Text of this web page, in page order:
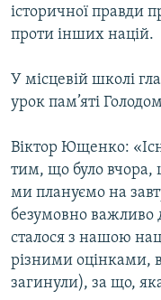
історичної правди
проти інших націй.
У місцевій школі
урок пам’яті
Віктор Ющенко:
тим, що було вчора,
ми плануємо на
безумовно важливо
сталося з нашою
різними оцінками,
загинули), за що,